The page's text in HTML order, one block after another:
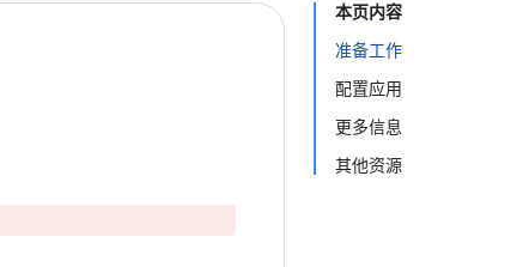
本页内容
准备工作
配置应用
更多信息
其他资源